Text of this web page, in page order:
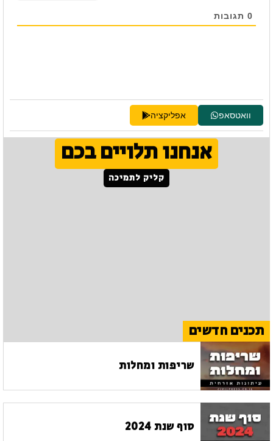
0 תגובות
וואטסאפ אפליקציה
אנחנו תלויים בכם
קליק לתמיכה
תכנים חדשים
שריפות ומחלות
סוף שנת 2024